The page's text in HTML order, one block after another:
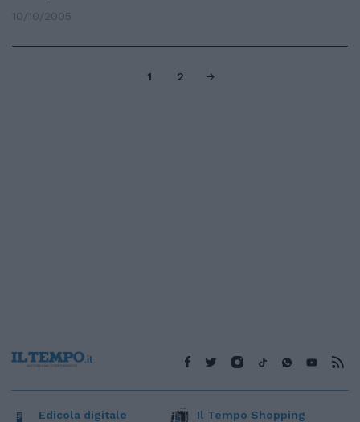
10/10/2005
1 2
Edicola digitale Il Tempo Shopping